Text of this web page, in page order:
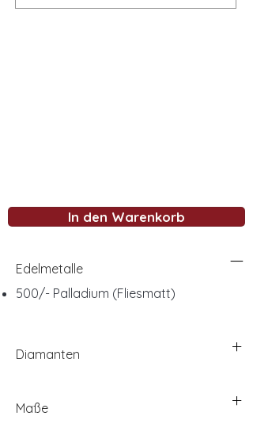
In den Warenkorb
Edelmetalle
500/- Palladium (Fliesmatt)
Diamanten
Maße